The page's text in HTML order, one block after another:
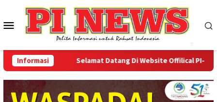
konten
Menu
Mobile
Informasi Selamat Datang Di Website Offilical PI-News